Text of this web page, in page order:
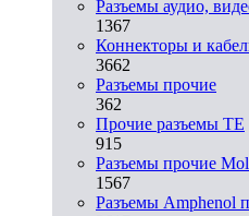
Разъeмы аудио,
1367
Коннекторы и
3662
Разъeмы прочие
362
Прочие разъемы TE
915
Разъемы прочие
1567
Разъемы Amphenol